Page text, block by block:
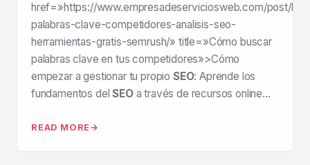
href=»https://www.empresadeserviciosweb.com/post/
palabras-clave-competidores-analisis-seo-
herramientas-gratis-semrush/» title=»Cómo buscar
palabras clave en tus competidores»>Cómo
empezar a gestionar tu propio SEO: Aprende los
fundamentos delSEOa través de recursos online…
READ MORE